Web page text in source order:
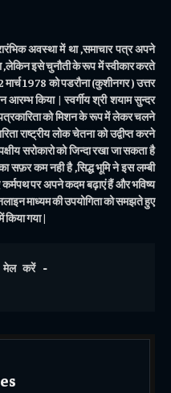
अवस्था में था ,समाचार पत्र अपने
,लेकिन इसे चुनौती के रूप में स्वीकार करते
मार्च 1978 को पडरौना (कुशीनगर ) उत्तर
आरम्भ किया | स्वर्गीय श्री शयाम सुन्दर
पत्रकारिता को मिशन के रूप में लेकर चलने
राष्ट्रीय लोक चेतना को उद्वीप्त करने
सरोकारो को जिन्दा रखा जा सकता है
सफ़र कम नही है ,सिद्ध भूमि ने इस लम्बी
कर्मपथ पर अपने कदम बढ़ाएं हैं और भविष्य
माध्यम की उपयोगिता को समझते हुए
गया |
मेल करें -